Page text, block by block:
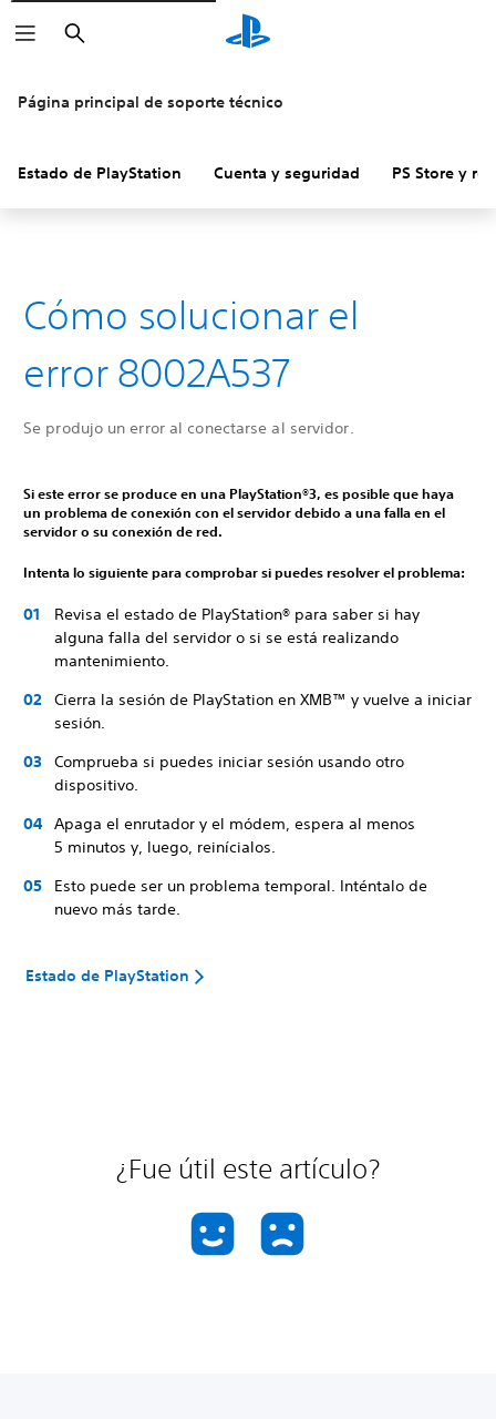
Buscar
Página principal de soporte técnico
Estado de PlayStation Cuenta y seguridad PS Store y
Cómo solucionar el
error 8002A537
Se produjo un error al conectarse al servidor.
Si este error se produce en una PlayStation®3, es posible que haya
un problema de conexión con el servidor debido a una falla en el
servidor o su conexión de red.
Intenta lo siguiente para comprobar si puedes resolver el problema:
Revisa el estado de PlayStation® para saber si hay
alguna falla del servidor o si se está realizando
mantenimiento.
Cierra la sesión de PlayStation en XMB™ y vuelve a iniciar
sesión.
Comprueba si puedes iniciar sesión usando otro
dispositivo.
Apaga el enrutador y el módem, espera al menos
5 minutos y, luego, reinícialos.
Esto puede ser un problema temporal. Inténtalo de
nuevo más tarde.
Estado de PlayStation
¿Fue útil este artículo?